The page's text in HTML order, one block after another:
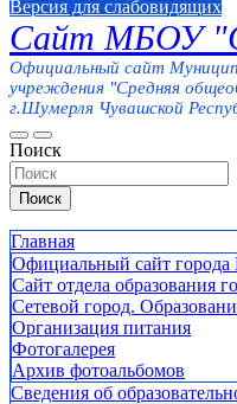
Версия для слабовидящих
Сайт МБОУ
Официальный сайт
учреждения "Средняя
г.Шумерля Чувашской
Поиск
Поиск
Главная
Официальный сайт
Сайт отдела образования
Сетевой город.
Организация питания
Фотогалерея
Архив фотоальбомов
Сведения об